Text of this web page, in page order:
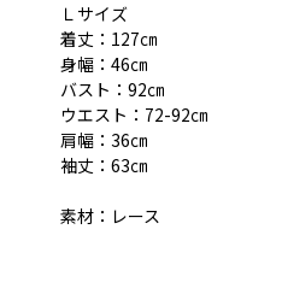
Ｌサイズ
着丈：127㎝
身幅：46㎝
バスト：92㎝
ウエスト：72-92㎝
肩幅：36㎝
袖丈：63㎝
素材：レース